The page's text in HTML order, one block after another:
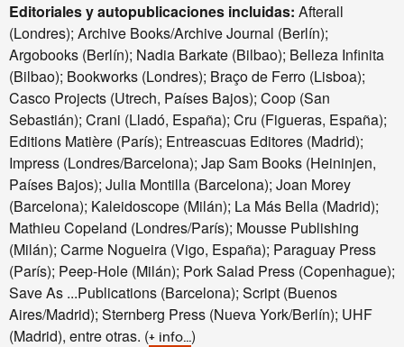
Editorialesy autopublicaciones incluidas: Afterall
(Londres); Archive Books/Archive Journal (Berlín);
Argobooks (Berlín); Nadia Barkate (Bilbao); Belleza Infinita
(Bilbao); Bookworks (Londres); Braço de Ferro (Lisboa);
Casco Projects (Utrech, Países Bajos); Coop (San
Sebastián); Crani (Lladó, España); Cru (Figueras, España);
Editions Matière (París); Entreascuas Editores (Madrid);
Impress (Londres/Barcelona); Jap Sam Books (Heininjen,
Países Bajos); Julia Montilla (Barcelona); Joan Morey
(Barcelona); Kaleidoscope (Milán); La Más Bella (Madrid);
Mathieu Copeland (Londres/París); Mousse Publishing
(Milán); Carme Nogueira (Vigo, España); Paraguay Press
(París); Peep-Hole (Milán); Pork Salad Press (Copenhague);
Save As ...Publications (Barcelona); Script (Buenos
Aires/Madrid); Sternberg Press (Nueva York/Berlín); UHF
(Madrid), entre otras. (+ info...)